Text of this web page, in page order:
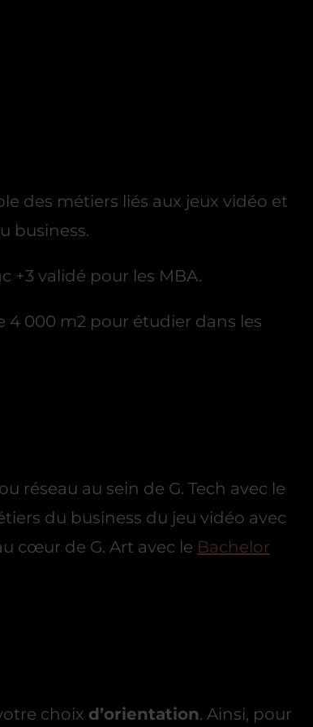
des métiers liés aux jeux vidéo et
business.
+3 validé pour les MBA.
4 000 m2 pour étudier dans les
au sein de G. Tech avec le
du business du jeu vidéo avec
cœur de G. Art avec le Bachelor
choix d’orientation. Ainsi, pour